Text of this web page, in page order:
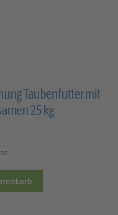
Taubenfutter mit
25 kg